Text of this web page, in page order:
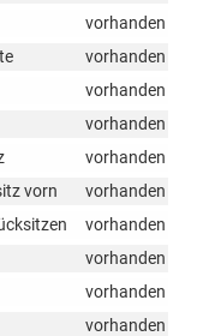
vorhanden
vorhanden
vorhanden
vorhanden
vorhanden
vorn
vorhanden
vorhanden
vorhanden
vorhanden
vorhanden